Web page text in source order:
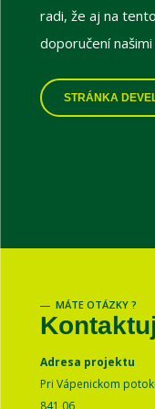
radi, že aj na
doporučení
STRÁNKA
MÁTE OTÁZKY ?
Adresa projektu
Pri Vápenickom
841 06